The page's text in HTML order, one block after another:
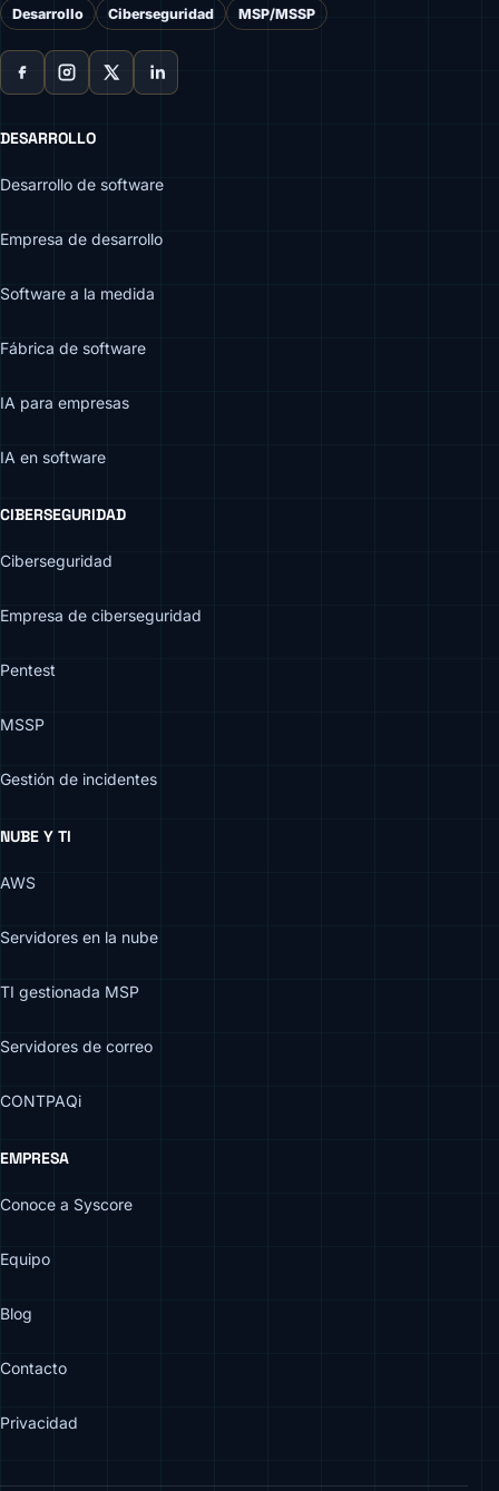
Desarrollo Ciberseguridad MSP/MSSP
DESARROLLO
Desarrollo de software
Empresa de desarrollo
Software a la medida
Fábrica de software
IA para empresas
IA en software
CIBERSEGURIDAD
Ciberseguridad
Empresa de ciberseguridad
Pentest
MSSP
Gestión de incidentes
NUBE Y TI
AWS
Servidores en la nube
TI gestionada MSP
Servidores de correo
CONTPAQi
EMPRESA
Conoce a Syscore
Equipo
Blog
Contacto
Privacidad